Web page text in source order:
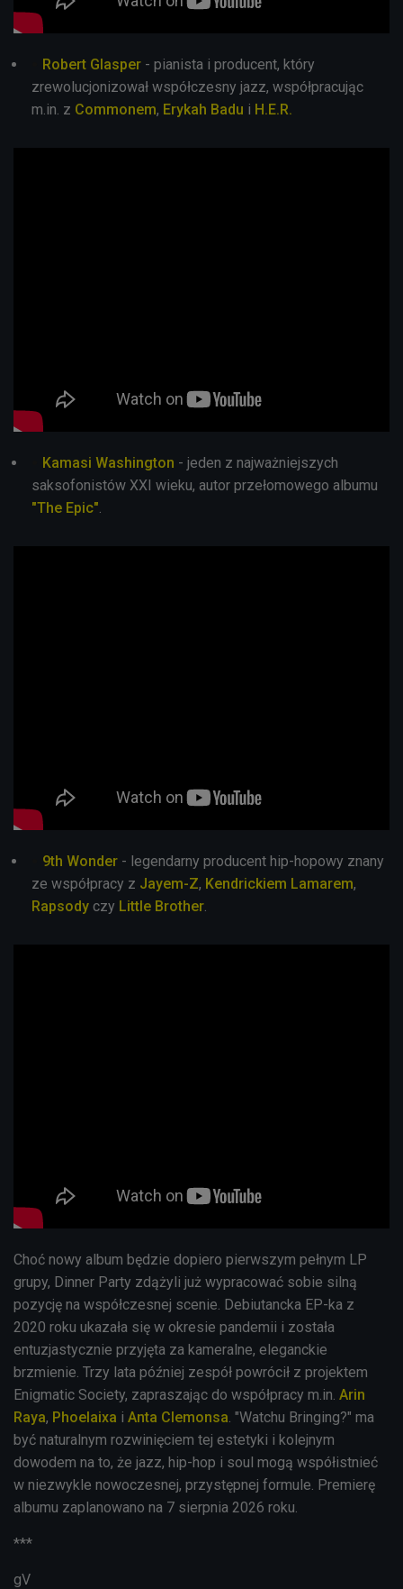
Robert Glasper - pianista i producent, który
zrewolucjonizował współczesny jazz, współpracując
m.in. z Commonem, Erykah Badu i H.E.R.
Kamasi Washington - jeden z najważniejszych
saksofonistów XXI wieku, autor przełomowego albumu
"The Epic"
9th Wonder - legendarny producent hip-hopowy znany
ze współpracy z Jayem-Z, Kendrickiem Lamarem,
Rapsody czy Little Brother
Choć nowy album będzie dopiero pierwszym pełnym LP
grupy, Dinner Party zdążyli już wypracować sobie silną
pozycję na współczesnej scenie. Debiutancka EP-ka z
2020 roku ukazała się w okresie pandemii i została
entuzjastycznie przyjęta za kameralne, eleganckie
brzmienie. Trzy lata później zespół powrócił z projektem
Enigmatic Society, zapraszając do współpracy m.in. Arin
Raya, Phoelaixa i Anta Clemonsa . "Watchu Bringing?" ma
być naturalnym rozwinięciem tej estetyki i kolejnym
dowodem na to, że jazz, hip-hop i soul mogą współistnieć
w niezwykle nowoczesnej, przystępnej formule. Premierę
albumu zaplanowano na 7 sierpnia 2026 roku.
***
gV